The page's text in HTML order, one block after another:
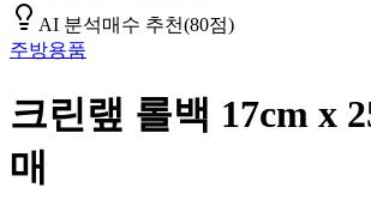
AI 분석매수 추천(80점)
주방용품
크린랲 롤백 17cm x
매